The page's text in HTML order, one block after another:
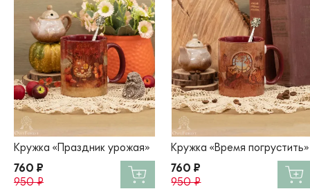
Кружка «Праздник урожая»
760 ₽
950 ₽
Кружка «Время погрустить»
760 ₽
950 ₽